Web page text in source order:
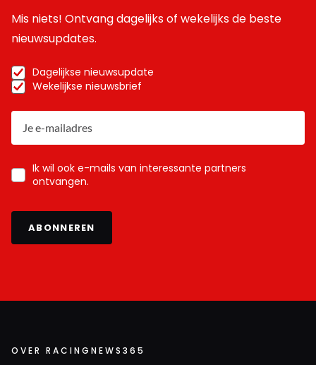
Mis niets! Ontvang dagelijks of wekelijks de beste
nieuwsupdates.
Dagelijkse nieuwsupdate
Wekelijkse nieuwsbrief
Ik wil ook e-mails van interessante partners
ontvangen.
ABONNEREN
OVER RACINGNEWS365